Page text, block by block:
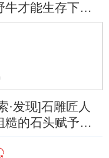
牛才能生存下来
的成员会成为捕
·发现]石雕匠人
糙的石头赋予了